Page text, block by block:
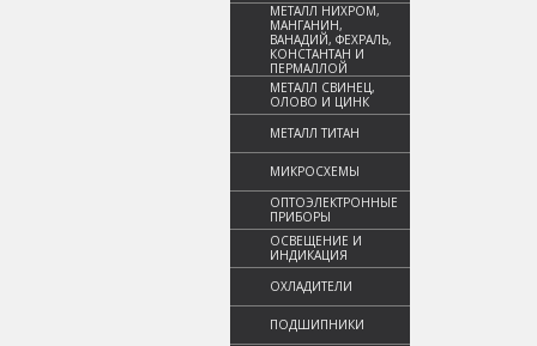
МЕТАЛЛ НИХРОМ,
МАНГАНИН,
ВАНАДИЙ, ФЕХРАЛЬ,
КОНСТАНТАН И
ПЕРМАЛЛОЙ
МЕТАЛЛ СВИНЕЦ,
ОЛОВО И ЦИНК
МЕТАЛЛ ТИТАН
МИКРОСХЕМЫ
ОПТОЭЛЕКТРОННЫЕ
ПРИБОРЫ
ОСВЕЩЕНИЕ И
ИНДИКАЦИЯ
ОХЛАДИТЕЛИ
ПОДШИПНИКИ